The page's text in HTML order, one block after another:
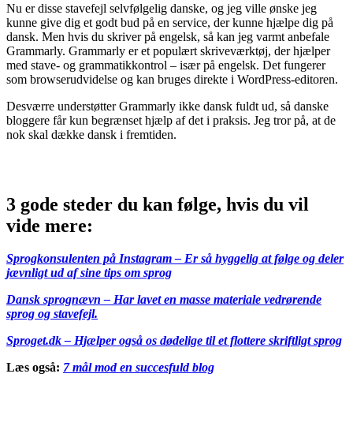
Nu er disse stavefejl selvfølgelig danske, og jeg ville ønske jeg
kunne give dig et godt bud på en service, der kunne hjælpe dig på
dansk. Men hvis du skriver på engelsk, så kan jeg varmt anbefale
Grammarly. Grammarly er et populært skriveværktøj, der hjælper
med stave- og grammatikkontrol – især på engelsk. Det fungerer
som browserudvidelse og kan bruges direkte i WordPress-editoren.
Desværre understøtter Grammarly ikke dansk fuldt ud, så danske
bloggere får kun begrænset hjælp af det i praksis. Jeg tror på, at de
nok skal dække dansk i fremtiden.
3 gode steder du kan følge, hvis du vil
vide mere:
Sprogkonsulenten på Instagram – Er så hyggelig at følge og deler
jævnligt ud af sine tips om sprog
Dansk sprognævn – Har lavet en masse materiale vedrørende
sprog og stavefejl.
Sproget.dk – Hjælper også os dødelige til et flottere skriftligt sprog
Læs også: 7 mål mod en succesfuld blog